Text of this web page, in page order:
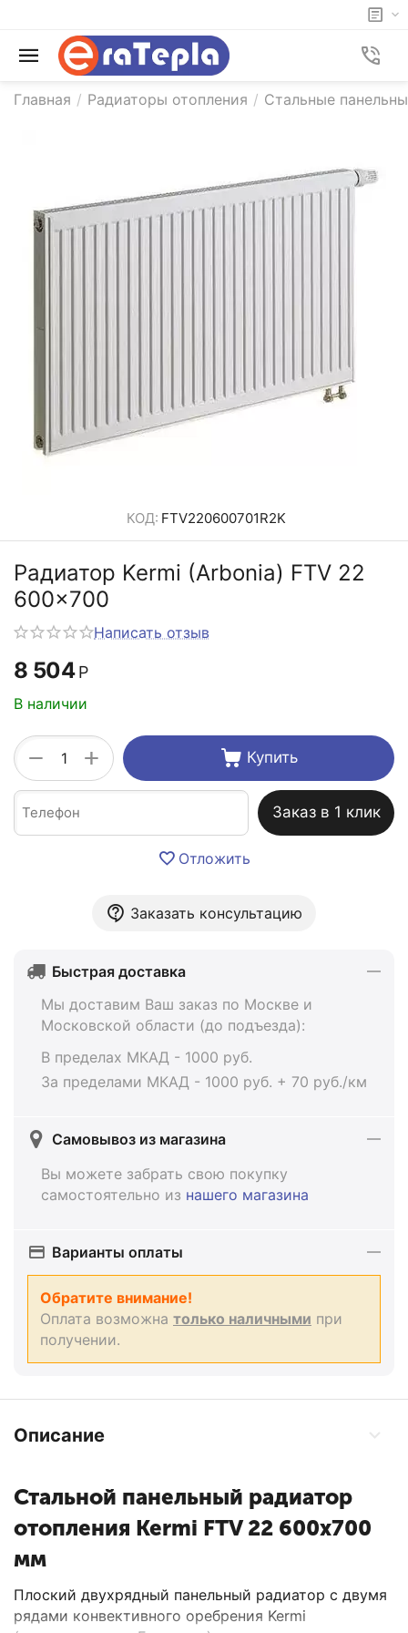
Главная / Радиаторы отопления / Стальные
КОД: FTV220600701R2K
Радиатор Kermi (Arbonia) FTV 22
600x700
Написать отзыв
8 504 Р
В наличии
+
− Купить
Заказ в 1 клик
Отложить
Заказать консультацию
Быстрая доставка
Мы доставим Ваш заказ по Москве и
Московской области (до подъезда):
В пределах МКАД - 1000 руб.
За пределами МКАД - 1000 руб. + 70 руб./км
Самовывоз из магазина
Вы можете забрать свою покупку
самостоятельно из нашего магазина
Варианты оплаты
Обратите внимание!
Оплата возможна только наличными при
получении.
Описание
Стальной панельный радиатор
отопления Kermi FTV 22 600x700
мм
Плоский двухрядный панельный радиатор с двумя
рядами конвективного оребрения Kermi